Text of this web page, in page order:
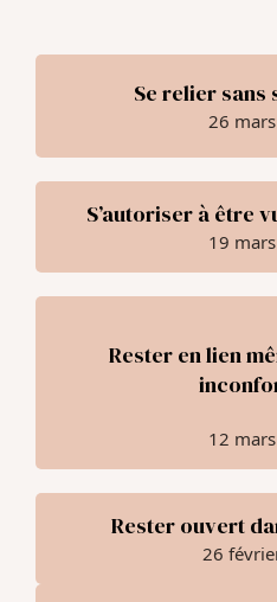
Se relier sans
26
S’autoriser à être
19
Rester en lien
12
Rester ouvert
26